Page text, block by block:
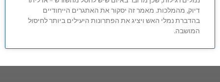
דיוק, מהמלכות. מאמר זה יסקור את האתגרים הייחודיים
בהדברת נמלי האש ויציג את הפתרונות היעילים ביותר לחיסול
המושבה.